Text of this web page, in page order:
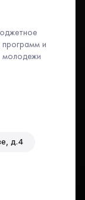
программ и
молодежи
д.4